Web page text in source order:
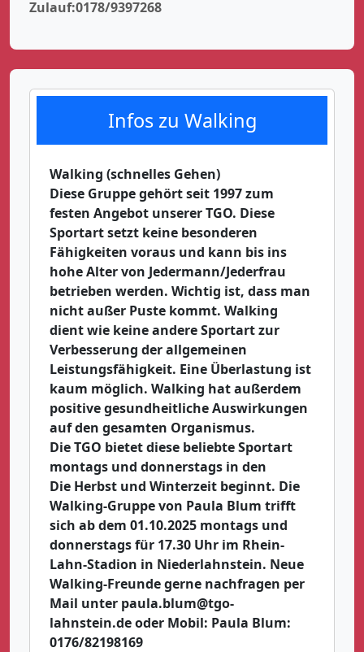
Zulauf:0178/9397268
Infos zu Walking
Walking (schnelles Gehen)
Diese Gruppe gehört seit 1997 zum
festen Angebot unserer TGO. Diese
Sportart setzt keine besonderen
Fähigkeiten voraus und kann bis ins
hohe Alter von Jedermann/Jederfrau
betrieben werden. Wichtig ist, dass man
nicht außer Puste kommt. Walking
dient wie keine andere Sportart zur
Verbesserung der allgemeinen
Leistungsfähigkeit. Eine Überlastung ist
kaum möglich. Walking hat außerdem
positive gesundheitliche Auswirkungen
auf den gesamten Organismus.
Die TGO bietet diese beliebte Sportart
montags und donnerstags in den
Die Herbst und Winterzeit beginnt. Die
Walking-Gruppe von Paula Blum trifft
sich ab dem 01.10.2025 montags und
donnerstags für 17.30 Uhr im Rhein-
Lahn-Stadion in Niederlahnstein. Neue
Walking-Freunde gerne nachfragen per
Mail unter paula.blum@tgo-
lahnstein.de oder Mobil: Paula Blum:
0176/82198169